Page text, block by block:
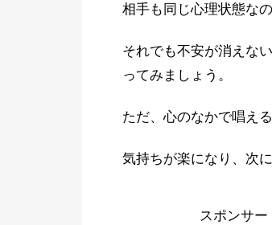
相手も同じ心理状態な
それでも不安が消えな
ってみましょう。
ただ、心のなかで唱え
気持ちが楽になり、次
スポンサー